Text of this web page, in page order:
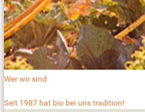
Wer wir sind
Seit 1987 hat bio bei uns tradition!